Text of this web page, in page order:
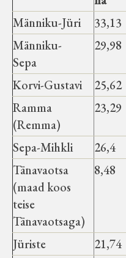
Männiku-Jüri 33,13
Männiku-
Sepa
29,98
Korvi-Gustavi 25,62
Ramma
(Remma)
23,29
Sepa-Mihkli 26,4
Tänavaotsa
(maad koos
teise
Tänavaotsaga)
8,48
Jüriste 21,74